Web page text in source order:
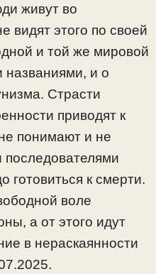
живут во
видят этого по своей
и той же мировой
и о
Страсти
приводят к
понимают и не
последователями
готовиться к смерти.
воле
а от этого идут
в нераскаянности